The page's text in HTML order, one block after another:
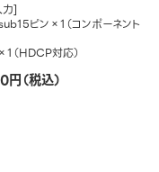
]
ピン×1（コンポーネント
（HDCP対応）
（税込）